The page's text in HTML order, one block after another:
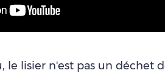
le lisier n'est pas un déchet